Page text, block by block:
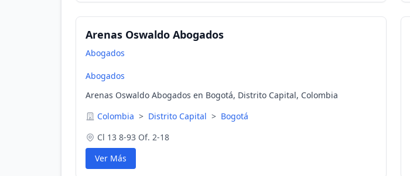
Arenas Oswaldo Abogados
Abogados
Abogados
Arenas Oswaldo Abogados en Bogotá, Distrito Capital, Colombia
Colombia > Distrito Capital > Bogotá
Cl 13 8-93 Of. 2-18
Ver Más